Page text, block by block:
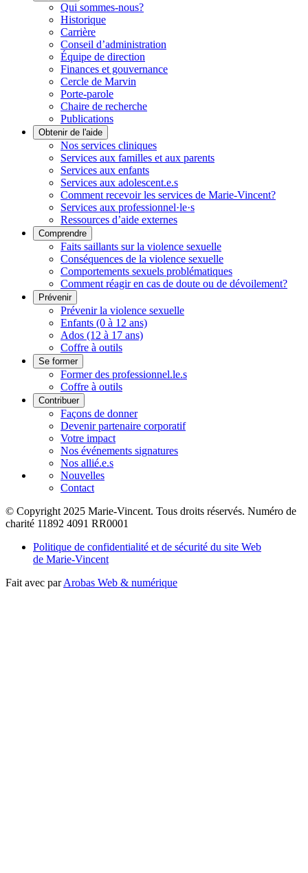
Qui sommes-nous?
Historique
Carrière
Conseil d’administration
Équipe de direction
Finances et gouvernance
Cercle de Marvin
Porte-parole
Chaire de recherche
Publications
Obtenir de l'aide
Nos services cliniques
Services aux familles et aux parents
Services aux enfants
Services aux adolescent.e.s
Comment recevoir les services de Marie-Vincent?
Services aux professionnel·le·s
Ressources d’aide externes
Comprendre
Faits saillants sur la violence sexuelle
Conséquences de la violence sexuelle
Comportements sexuels problématiques
Comment réagir en cas de doute ou de dévoilement?
Prévenir
Prévenir la violence sexuelle
Enfants (0 à 12 ans)
Ados (12 à 17 ans)
Coffre à outils
Se former
Former des professionnel.le.s
Coffre à outils
Contribuer
Façons de donner
Devenir partenaire corporatif
Votre impact
Nos événements signatures
Nos allié.e.s
Nouvelles
Contact
© Copyright 2025 Marie-Vincent. Tous droits réservés. Numéro de
charité 11892 4091 RR0001
Politique de confidentialité et de sécurité du site Web
de Marie-Vincent
Fait avec parArobas Web & numérique